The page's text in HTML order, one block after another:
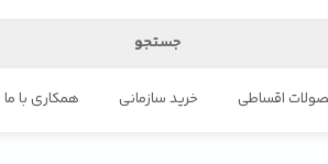
جستجو
اقساطی خرید سازمانی همکاری با ما